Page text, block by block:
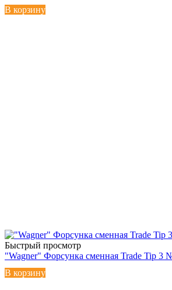
В корзину
Быстрый просмотр
"Wagner" Форсунка сменная Trade Tip 3
В корзину